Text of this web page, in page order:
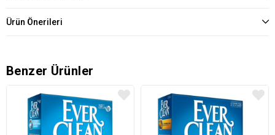
Ürün Önerileri
Benzer Ürünler